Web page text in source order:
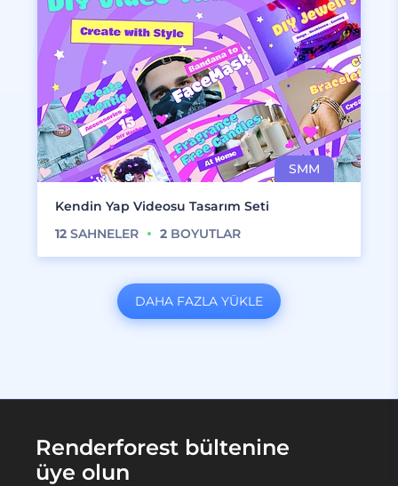
Kendin Yap Videosu Tasarım Seti
12 SAHNELER 2 BOYUTLAR
DAHA FAZLA YÜKLE
Renderforest bültenine
üye olun